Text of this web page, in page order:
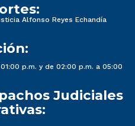
Alfonso Reyes Echandía
p.m. y de 02:00 p.m. a 05:00
Judiciales